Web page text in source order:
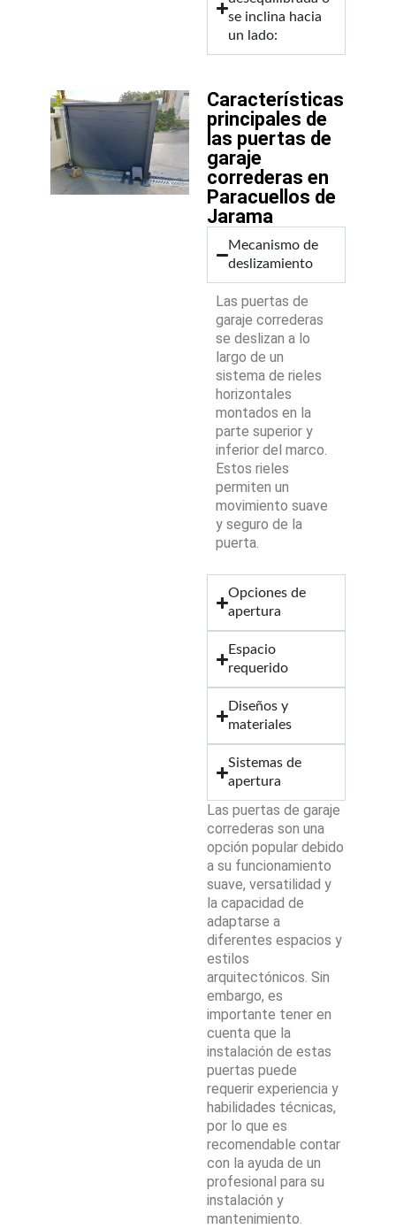
se inclina hacia
un lado:
Características
principales de
las puertas de
garaje
correderas en
Paracuellos de
Jarama
Mecanismo de
deslizamiento
Las puertas de
garaje correderas
se deslizan a lo
largo de un
sistema de rieles
horizontales
montados en la
parte superior y
inferior del marco.
Estos rieles
permiten un
movimiento suave
y seguro de la
puerta.
Opciones de
apertura
Espacio
requerido
Diseños y
materiales
Sistemas de
apertura
Las puertas de garaje
correderas son una
opción popular debido
a su funcionamiento
suave, versatilidad y
la capacidad de
adaptarse a
diferentes espacios y
estilos
arquitectónicos. Sin
embargo, es
importante tener en
cuenta que la
instalación de estas
puertas puede
requerir experiencia y
habilidades técnicas,
por lo que es
recomendable contar
con la ayuda de un
profesional para su
instalación y
mantenimiento.